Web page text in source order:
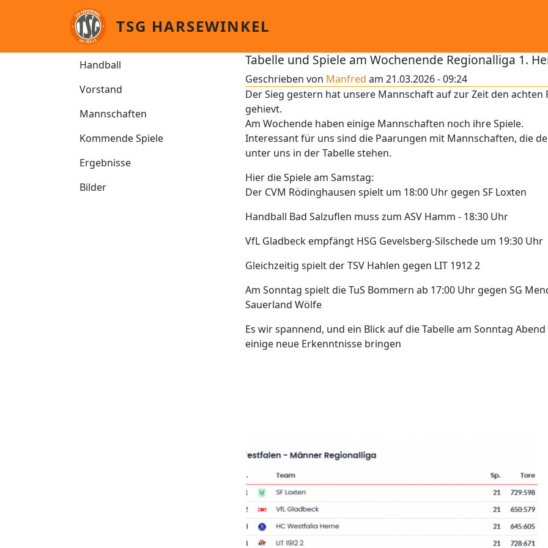
Direkt zum Inhalt
TSG HARSEWINKEL
Handball
Handball
Vorstand
Mannschaften
Kommende Spiele
Ergebnisse
Bilder
Tabelle und Spiele am Wochenende Regionalliga 1.
Geschrieben von Manfred am 21.03.2026 - 09:24
Der Sieg gestern hat unsere Mannschaft auf zur Zeit den achten
gehievt.
Am Wochende haben einige Mannschaften noch ihre Spiele.
Interessant für uns sind die Paarungen mit Mannschaften, die
unter uns in der Tabelle stehen.
Hier die Spiele am Samstag:
Der CVM Rödinghausen spielt um 18:00 Uhr gegen SF Loxten
Handball Bad Salzuflen muss zum ASV Hamm - 18:30 Uhr
VfL Gladbeck empfängt HSG Gevelsberg-Silschede um 19:30 Uhr
Gleichzeitig spielt der TSV Hahlen gegen LIT 1912 2
Am Sonntag spielt die TuS Bommern ab 17:00 Uhr gegen SG
Sauerland Wölfe
Es wir spannend, und ein Blick auf die Tabelle am Sonntag
einige neue Erkenntnisse bringen